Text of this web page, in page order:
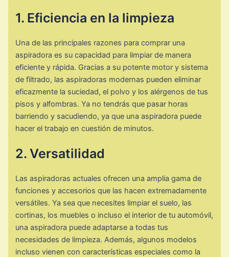
1. Eficiencia en la limpieza
Una de las principales razones para comprar una
aspiradora es su capacidad para limpiar de manera
eficiente y rápida. Gracias a su potente motor y sistema
de filtrado, las aspiradoras modernas pueden eliminar
eficazmente la suciedad, el polvo y los alérgenos de tus
pisos y alfombras. Ya no tendrás que pasar horas
barriendo y sacudiendo, ya que una aspiradora puede
hacer el trabajo en cuestión de minutos.
2. Versatilidad
Las aspiradoras actuales ofrecen una amplia gama de
funciones y accesorios que las hacen extremadamente
versátiles. Ya sea que necesites limpiar el suelo, las
cortinas, los muebles o incluso el interior de tu automóvil,
una aspiradora puede adaptarse a todas tus
necesidades de limpieza. Además, algunos modelos
incluso vienen con características especiales como la